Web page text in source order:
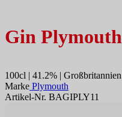
Gin
100cl | 41.2% |
Marke Plymouth
Artikel-Nr. BAGIPLY11